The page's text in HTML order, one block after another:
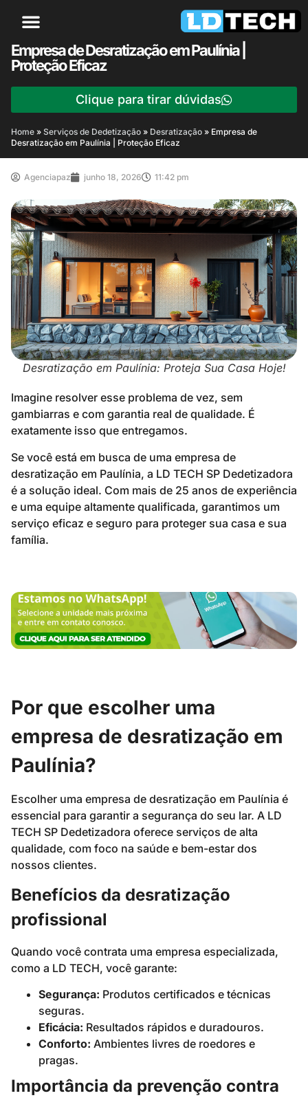
Empresa de Desratização em Paulínia |
Proteção Eficaz
Clique para tirar dúvidas
Home » Serviços de Dedetização » Desratização » Empresa de
Desratização em Paulínia | Proteção Eficaz
Agenciapaz junho 18, 2026 11:42 pm
Desratização em Paulínia: Proteja Sua Casa Hoje!
Imagine resolver esse problema de vez, sem
gambiarras e com garantia real de qualidade. É
exatamente isso que entregamos.
Se você está em busca de uma empresa de
desratização em Paulínia, a LD TECH SP Dedetizadora
é a solução ideal. Com mais de 25 anos de experiência
e uma equipe altamente qualificada, garantimos um
serviço eficaz e seguro para proteger sua casa e sua
família.
Por que escolher uma
empresa de desratização em
Paulínia?
Escolher uma empresa de desratização em Paulínia é
essencial para garantir a segurança do seu lar. A LD
TECH SP Dedetizadora oferece serviços de alta
qualidade, com foco na saúde e bem-estar dos
nossos clientes.
Benefícios da desratização
profissional
Quando você contrata uma empresa especializada,
como a LD TECH, você garante:
Segurança: Produtos certificados e técnicas
seguras.
Eficácia: Resultados rápidos e duradouros.
Conforto: Ambientes livres de roedores e
pragas.
Importância da prevenção contra